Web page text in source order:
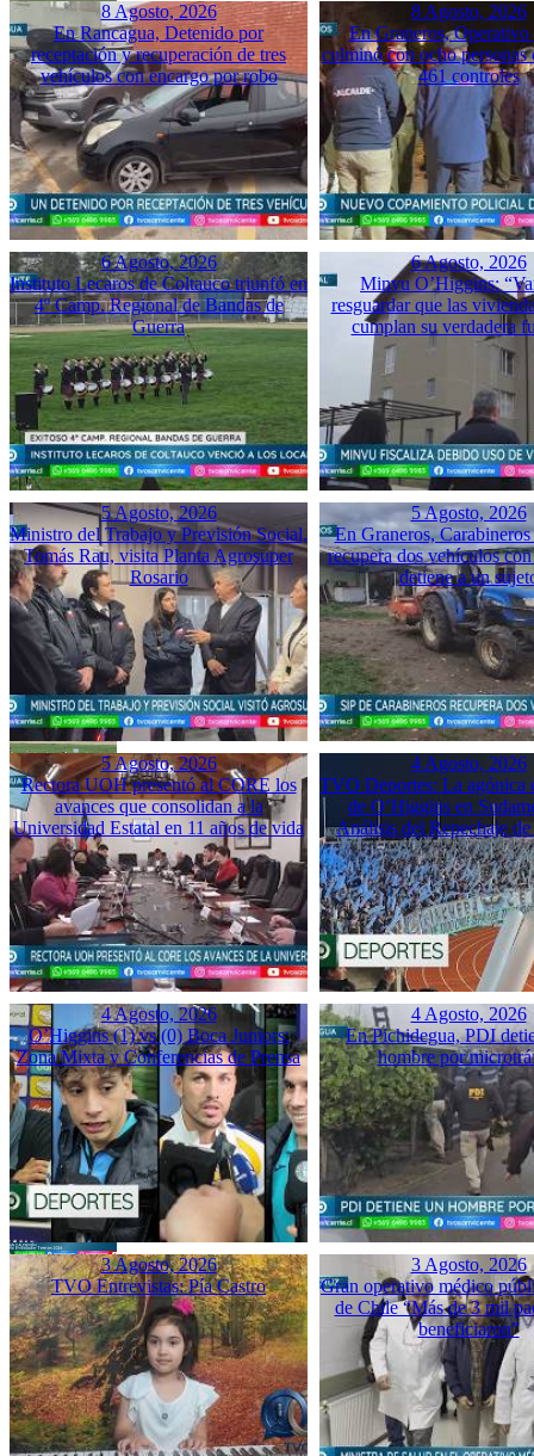
8 Agosto, 2026
En Rancagua, Detenido por
receptación y recuperación de tres
vehículos con encargo por robo
8 Agosto, 2026
En Graneros,
culminó con ocho personas
461 controles
6 Agosto, 2026
Instituto Lecaros de Coltauco triunfó en
4º Camp. Regional de Bandas de
Guerra
6 Agosto, 2026
Minvu O’Higgins:
resguardar que las
cumplan su verdadera
5 Agosto, 2026
Ministro del Trabajo y Previsión Social,
Tomás Rau, visita Planta Agrosuper
Rosario
5 Agosto, 2026
En Graneros,
recupera dos vehículos
detiene a un
5 Agosto, 2026
Rectora UOH presentó al CORE los
avances que consolidan a la
Universidad Estatal en 11 años de vida
4 Agosto, 2026
TVO Deportes: La agónica
de O’Higgins en
Análisis del Repechaje de
4 Agosto, 2026
O’Higgins (1) vs (0) Boca Juniors:
Zona Mixta y Conferencias de Prensa
4 Agosto, 2026
En Pichidegua, PDI
hombre por
3 Agosto, 2026
TVO Entrevistas: Pía Castro
3 Agosto, 2026
Gran operativo médico
de Chile “Más de 3 mil
beneficiaron”